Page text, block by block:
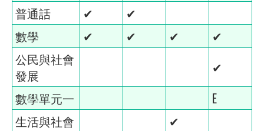
普通話
✔
✔
數學
✔ ✔ ✔
✔
公民與社會
發展
✔
數學單元一
E
生活與社會
✔